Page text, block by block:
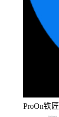
ProOn铁匠